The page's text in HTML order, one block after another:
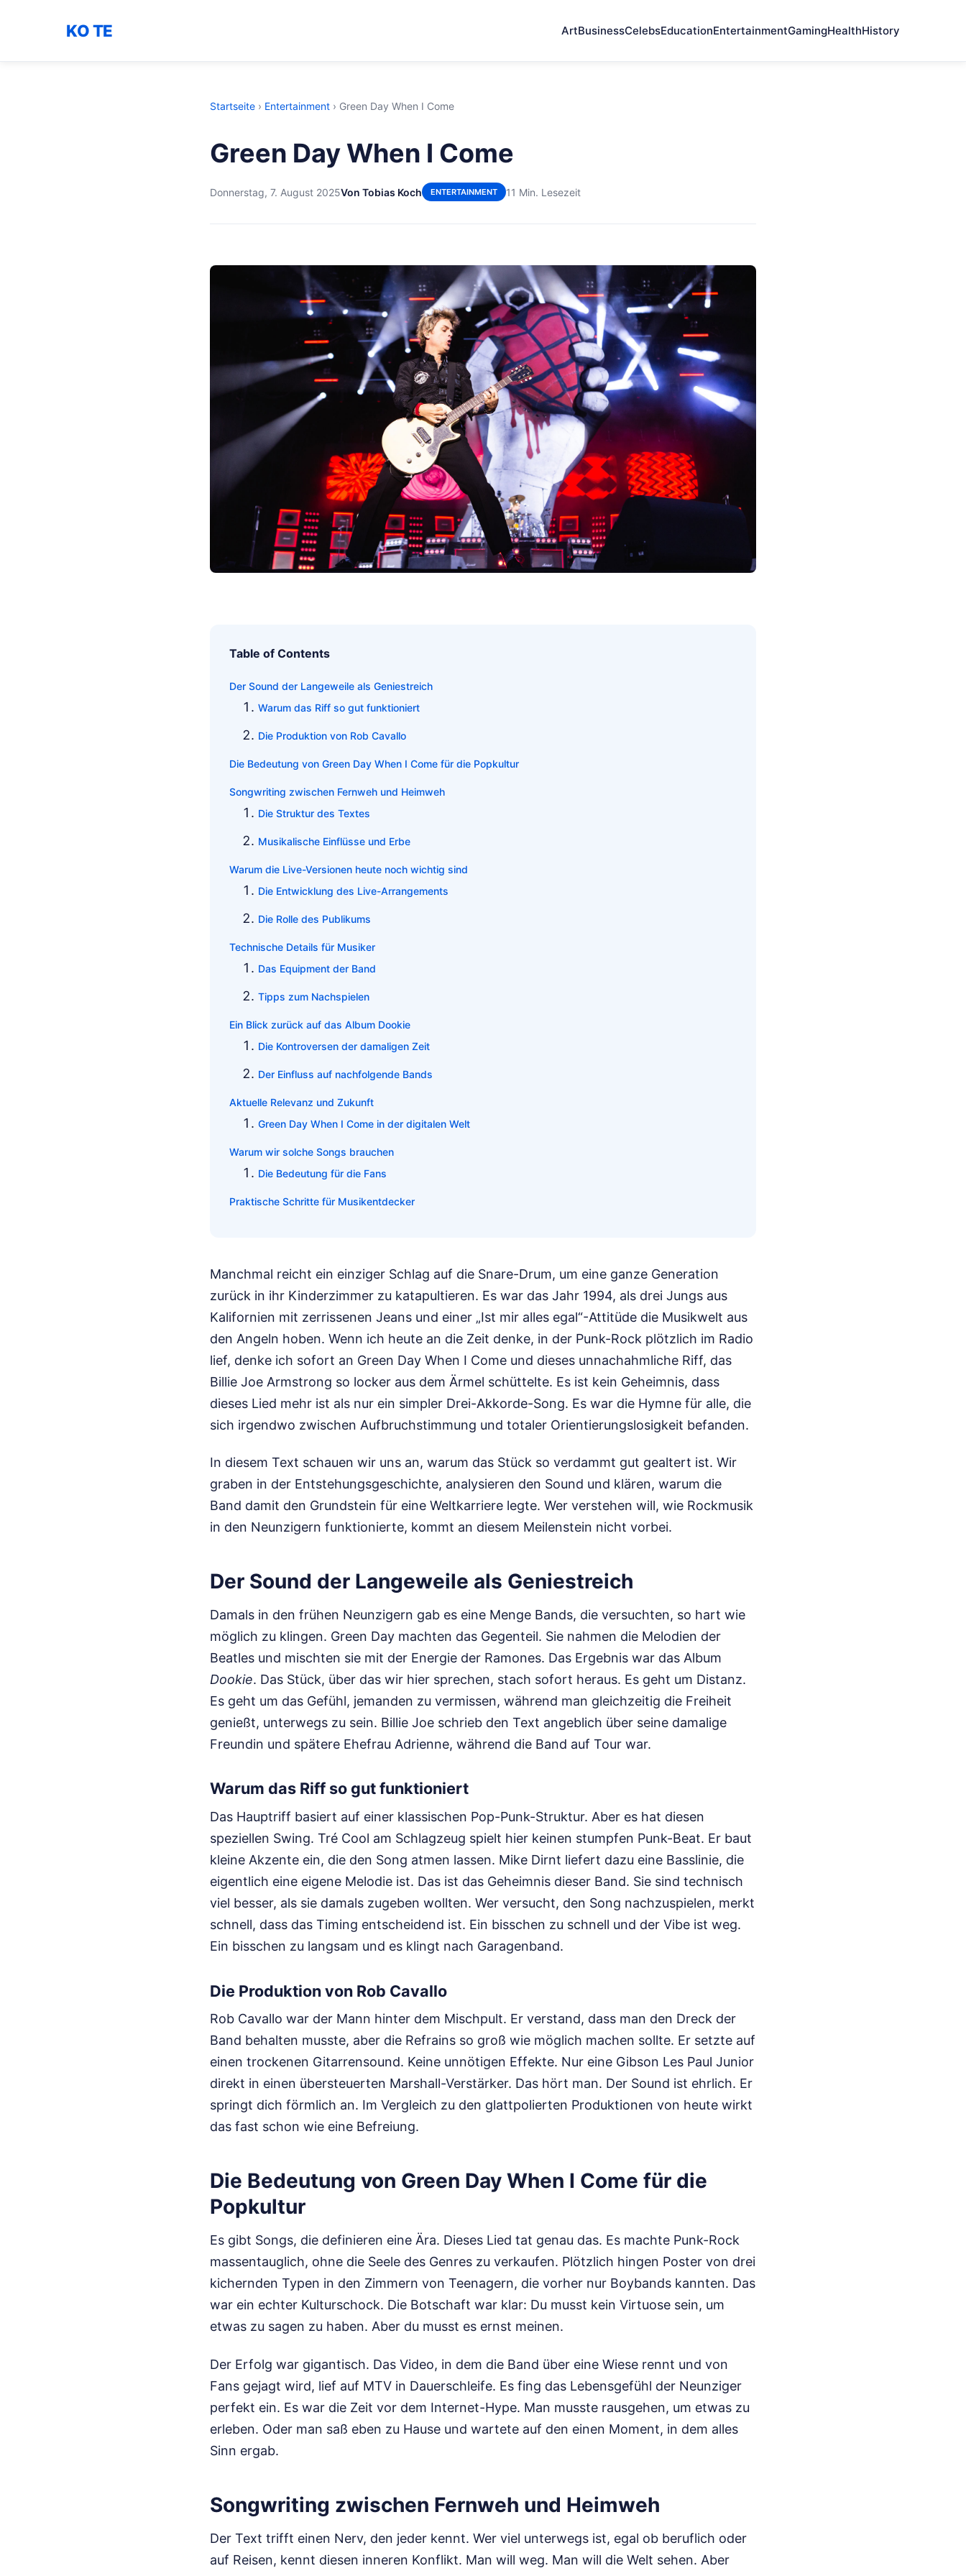
KO TE ArtBusinessCelebsEducationEntertainmentGamingHealthHistory
Startseite › Entertainment › Green Day When I Come
Green Day When I Come
Donnerstag, 7. August 2025Von Tobias Koch ENTERTAINMENT 11 Min. Lesezeit
Table of Contents
Der Sound der Langeweile als Geniestreich
Warum das Riff so gut funktioniert
Die Produktion von Rob Cavallo
Die Bedeutung von Green Day When I Come für die Popkultur
Songwriting zwischen Fernweh und Heimweh
Die Struktur des Textes
Musikalische Einflüsse und Erbe
Warum die Live-Versionen heute noch wichtig sind
Die Entwicklung des Live-Arrangements
Die Rolle des Publikums
Technische Details für Musiker
Das Equipment der Band
Tipps zum Nachspielen
Ein Blick zurück auf das Album Dookie
Die Kontroversen der damaligen Zeit
Der Einfluss auf nachfolgende Bands
Aktuelle Relevanz und Zukunft
Green Day When I Come in der digitalen Welt
Warum wir solche Songs brauchen
Die Bedeutung für die Fans
Praktische Schritte für Musikentdecker
Manchmal reicht ein einziger Schlag auf die Snare-Drum, um eine ganze Generation
zurück in ihr Kinderzimmer zu katapultieren. Es war das Jahr 1994, als drei Jungs aus
Kalifornien mit zerrissenen Jeans und einer „Ist mir alles egal“-Attitüde die Musikwelt aus
den Angeln hoben. Wenn ich heute an die Zeit denke, in der Punk-Rock plötzlich im Radio
lief, denke ich sofort an Green Day When I Come und dieses unnachahmliche Riff, das
Billie Joe Armstrong so locker aus dem Ärmel schüttelte. Es ist kein Geheimnis, dass
dieses Lied mehr ist als nur ein simpler Drei-Akkorde-Song. Es war die Hymne für alle, die
sich irgendwo zwischen Aufbruchstimmung und totaler Orientierungslosigkeit befanden.
In diesem Text schauen wir uns an, warum das Stück so verdammt gut gealtert ist. Wir
graben in der Entstehungsgeschichte, analysieren den Sound und klären, warum die
Band damit den Grundstein für eine Weltkarriere legte. Wer verstehen will, wie Rockmusik
in den Neunzigern funktionierte, kommt an diesem Meilenstein nicht vorbei.
Der Sound der Langeweile als Geniestreich
Damals in den frühen Neunzigern gab es eine Menge Bands, die versuchten, so hart wie
möglich zu klingen. Green Day machten das Gegenteil. Sie nahmen die Melodien der
Beatles und mischten sie mit der Energie der Ramones. Das Ergebnis war das Album
Dookie. Das Stück, über das wir hier sprechen, stach sofort heraus. Es geht um Distanz.
Es geht um das Gefühl, jemanden zu vermissen, während man gleichzeitig die Freiheit
genießt, unterwegs zu sein. Billie Joe schrieb den Text angeblich über seine damalige
Freundin und spätere Ehefrau Adrienne, während die Band auf Tour war.
Warum das Riff so gut funktioniert
Das Hauptriff basiert auf einer klassischen Pop-Punk-Struktur. Aber es hat diesen
speziellen Swing. Tré Cool am Schlagzeug spielt hier keinen stumpfen Punk-Beat. Er baut
kleine Akzente ein, die den Song atmen lassen. Mike Dirnt liefert dazu eine Basslinie, die
eigentlich eine eigene Melodie ist. Das ist das Geheimnis dieser Band. Sie sind technisch
viel besser, als sie damals zugeben wollten. Wer versucht, den Song nachzuspielen, merkt
schnell, dass das Timing entscheidend ist. Ein bisschen zu schnell und der Vibe ist weg.
Ein bisschen zu langsam und es klingt nach Garagenband.
Die Produktion von Rob Cavallo
Rob Cavallo war der Mann hinter dem Mischpult. Er verstand, dass man den Dreck der
Band behalten musste, aber die Refrains so groß wie möglich machen sollte. Er setzte auf
einen trockenen Gitarrensound. Keine unnötigen Effekte. Nur eine Gibson Les Paul Junior
direkt in einen übersteuerten Marshall-Verstärker. Das hört man. Der Sound ist ehrlich. Er
springt dich förmlich an. Im Vergleich zu den glattpolierten Produktionen von heute wirkt
das fast schon wie eine Befreiung.
Die Bedeutung von Green Day When I Come für die
Popkultur
Es gibt Songs, die definieren eine Ära. Dieses Lied tat genau das. Es machte Punk-Rock
massentauglich, ohne die Seele des Genres zu verkaufen. Plötzlich hingen Poster von drei
kichernden Typen in den Zimmern von Teenagern, die vorher nur Boybands kannten. Das
war ein echter Kulturschock. Die Botschaft war klar: Du musst kein Virtuose sein, um
etwas zu sagen zu haben. Aber du musst es ernst meinen.
Der Erfolg war gigantisch. Das Video, in dem die Band über eine Wiese rennt und von
Fans gejagt wird, lief auf MTV in Dauerschleife. Es fing das Lebensgefühl der Neunziger
perfekt ein. Es war die Zeit vor dem Internet-Hype. Man musste rausgehen, um etwas zu
erleben. Oder man saß eben zu Hause und wartete auf den einen Moment, in dem alles
Sinn ergab.
Songwriting zwischen Fernweh und Heimweh
Der Text trifft einen Nerv, den jeder kennt. Wer viel unterwegs ist, egal ob beruflich oder
auf Reisen, kennt diesen inneren Konflikt. Man will weg. Man will die Welt sehen. Aber